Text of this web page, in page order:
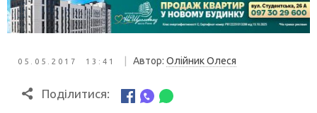
05.05.2017 13:41 Автор: Олійник Олеся
Поділитися: